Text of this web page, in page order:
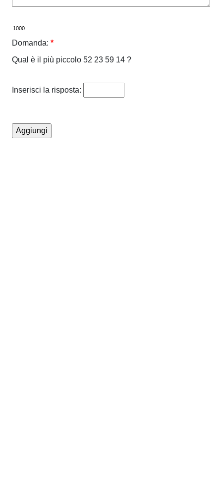
Domanda: *
Qual è il più piccolo 52 23 59 14 ?
Inserisci la risposta: